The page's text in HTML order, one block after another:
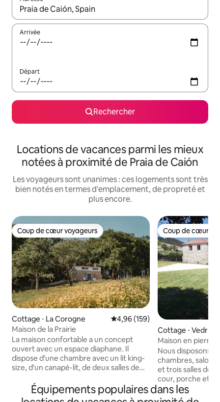
Lorsque les résultats s'affichent, utilisez les flèches vers le
Arrivée
Départ
Rechercher
Locations de vacances parmi les mieux
notées à proximité de Praia de Caión
Les voyageurs sont unanimes : ces logements sont très
bien notés en termes d'emplacement, de propreté et
plus encore.
Coup de cœur voyageurs
Coup de cœur voyageurs
Cottage ⋅ La Corogne Évaluation moyenne sur la
4,96 (159)
Maison de la Prairie
La maison confortable a un concept
ouvert avec un espace diaphane. Il
dispose d'une chambre avec un lit king-
size, d'un canapé-lit, de deux salles de
d'une connexion Wi-Fi gratuite, du
chauffage, d'un bain à remous et d'une
Coup de cœur
Coup de cœur
Cottage ⋅ Vedra
Maison en pierre
Santiago
Nous disposons
chambres, salon
et trois salles de
cour, porche et 2
fermé et clôturé
compagnie,
Équipements populaires dans les